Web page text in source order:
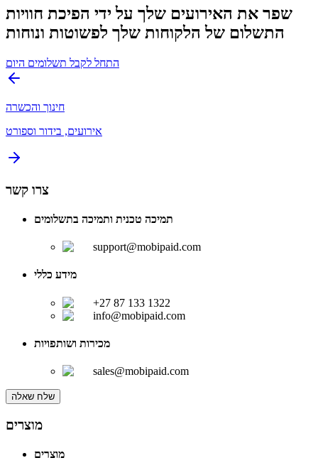
שפר את האירועים שלך על ידי הפיכת חוויות
התשלום של הלקוחות שלך לפשוטות ונוחות
התחל לקבל תשלומים היום
חינוך והכשרה
אירועים, בידור וספורט
צרו קשר
תמיכה טכנית ותמיכה בתשלומים
support@mobipaid.com
מידע כללי
+27 87 133 1322
info@mobipaid.com
מכירות ושותפויות
sales@mobipaid.com
שלח שאלה
מוצרים
מוצרים